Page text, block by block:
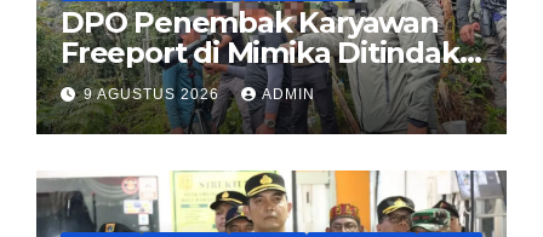
DPO Penembak Karyawan
Freeport di Mimika Ditindak
Satgas Amole-2026 di
Tembagapura
9 AGUSTUS 2026 ADMIN